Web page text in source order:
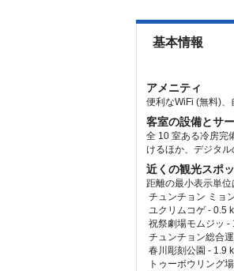
基本情報
アメニティ
便利なWiFi (無料)、
客室の設備とサ
全 10 室ある冷房完
けるほか、デジタ
近くの観光スポ
距離の最小表示単位
チュンチョン ミョ
ユクリムコゲ - 0.5
祝祭劇場モムジッ -
チュンチョン総合
春川彫刻公園 - 1.9
トゥーボウリング